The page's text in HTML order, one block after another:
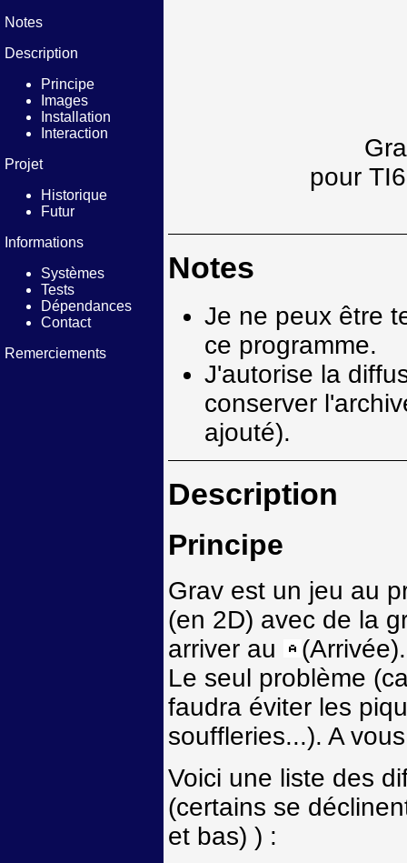
Notes
Description
Principe
Images
Installation
Interaction
Projet
Historique
Futur
Informations
Systèmes
Tests
Dépendances
Contact
Remerciements
pour
Notes
Je ne peux être
ce programme.
J'autorise la
conserver
ajouté).
Description
Principe
Grav est un jeu au
(en 2D) avec de la
arriver au
(Arrivée).
Le seul problème
faudra éviter les
souffleries...). A
Voici une liste des
(certains se
et bas) ) :